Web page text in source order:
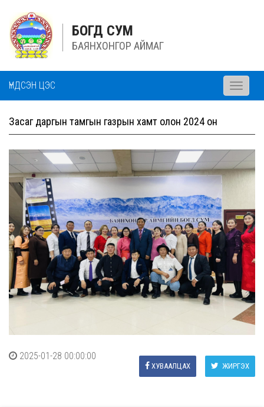
БОГД СУМ
БАЯНХОНГОР АЙМАГ
ҮНДСЭН ЦЭС
Toggle
Засаг даргын тамгын газрын хамт олон 2024 он
2025-01-28 00:00:00
ЖИРГЭХ
ХУВААЛЦАХ